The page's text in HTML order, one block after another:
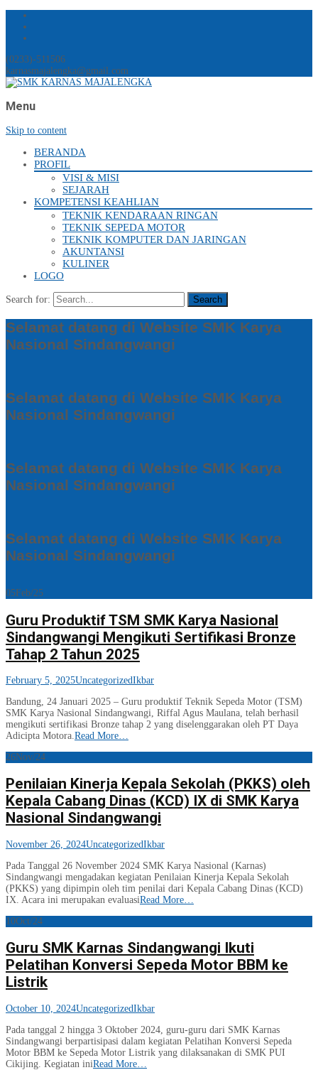
(0233)-511506
karnasmajalengka@gmail.com
Menu
Skip to content
BERANDA
PROFIL
VISI & MISI
SEJARAH
KOMPETENSI KEAHLIAN
TEKNIK KENDARAAN RINGAN
TEKNIK SEPEDA MOTOR
TEKNIK KOMPUTER DAN JARINGAN
AKUNTANSI
KULINER
LOGO
Search for:
Selamat datang di Website SMK Karya
Nasional Sindangwangi
Selamat datang di Website SMK Karya
Nasional Sindangwangi
Selamat datang di Website SMK Karya
Nasional Sindangwangi
Selamat datang di Website SMK Karya
Nasional Sindangwangi
05Feb/25
Guru Produktif TSM SMK Karya Nasional
Sindangwangi Mengikuti Sertifikasi Bronze
Tahap 2 Tahun 2025
February 5, 2025UncategorizedIkbar
Bandung, 24 Januari 2025 – Guru produktif Teknik Sepeda Motor (TSM)
SMK Karya Nasional Sindangwangi, Riffal Agus Maulana, telah berhasil
mengikuti sertifikasi Bronze tahap 2 yang diselenggarakan oleh PT Daya
Adicipta Motora. Read More…
26Nov/24
Penilaian Kinerja Kepala Sekolah (PKKS) oleh
Kepala Cabang Dinas (KCD) IX di SMK Karya
Nasional Sindangwangi
November 26, 2024UncategorizedIkbar
Pada Tanggal 26 November 2024 SMK Karya Nasional (Karnas)
Sindangwangi mengadakan kegiatan Penilaian Kinerja Kepala Sekolah
(PKKS) yang dipimpin oleh tim penilai dari Kepala Cabang Dinas (KCD)
IX. Acara ini merupakan evaluasiRead More…
10Oct/24
Guru SMK Karnas Sindangwangi Ikuti
Pelatihan Konversi Sepeda Motor BBM ke
Listrik
October 10, 2024UncategorizedIkbar
Pada tanggal 2 hingga 3 Oktober 2024, guru-guru dari SMK Karnas
Sindangwangi berpartisipasi dalam kegiatan Pelatihan Konversi Sepeda
Motor BBM ke Sepeda Motor Listrik yang dilaksanakan di SMK PUI
Cikijing. Kegiatan iniRead More…